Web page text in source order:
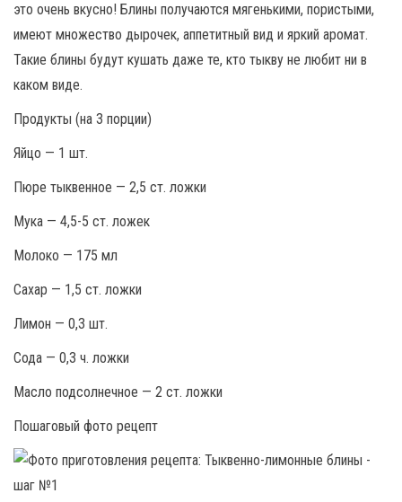
это очень вкусно! Блины получаются мягенькими, пористыми,
имеют множество дырочек, аппетитный вид и яркий аромат.
Такие блины будут кушать даже те, кто тыкву не любит ни в
каком виде.
Продукты (на 3 порции)
Яйцо — 1 шт.
Пюре тыквенное — 2,5 ст. ложки
Мука — 4,5-5 ст. ложек
Молоко — 175 мл
Сахар — 1,5 ст. ложки
Лимон — 0,3 шт.
Сода — 0,3 ч. ложки
Масло подсолнечное — 2 ст. ложки
Пошаговый фото рецепт